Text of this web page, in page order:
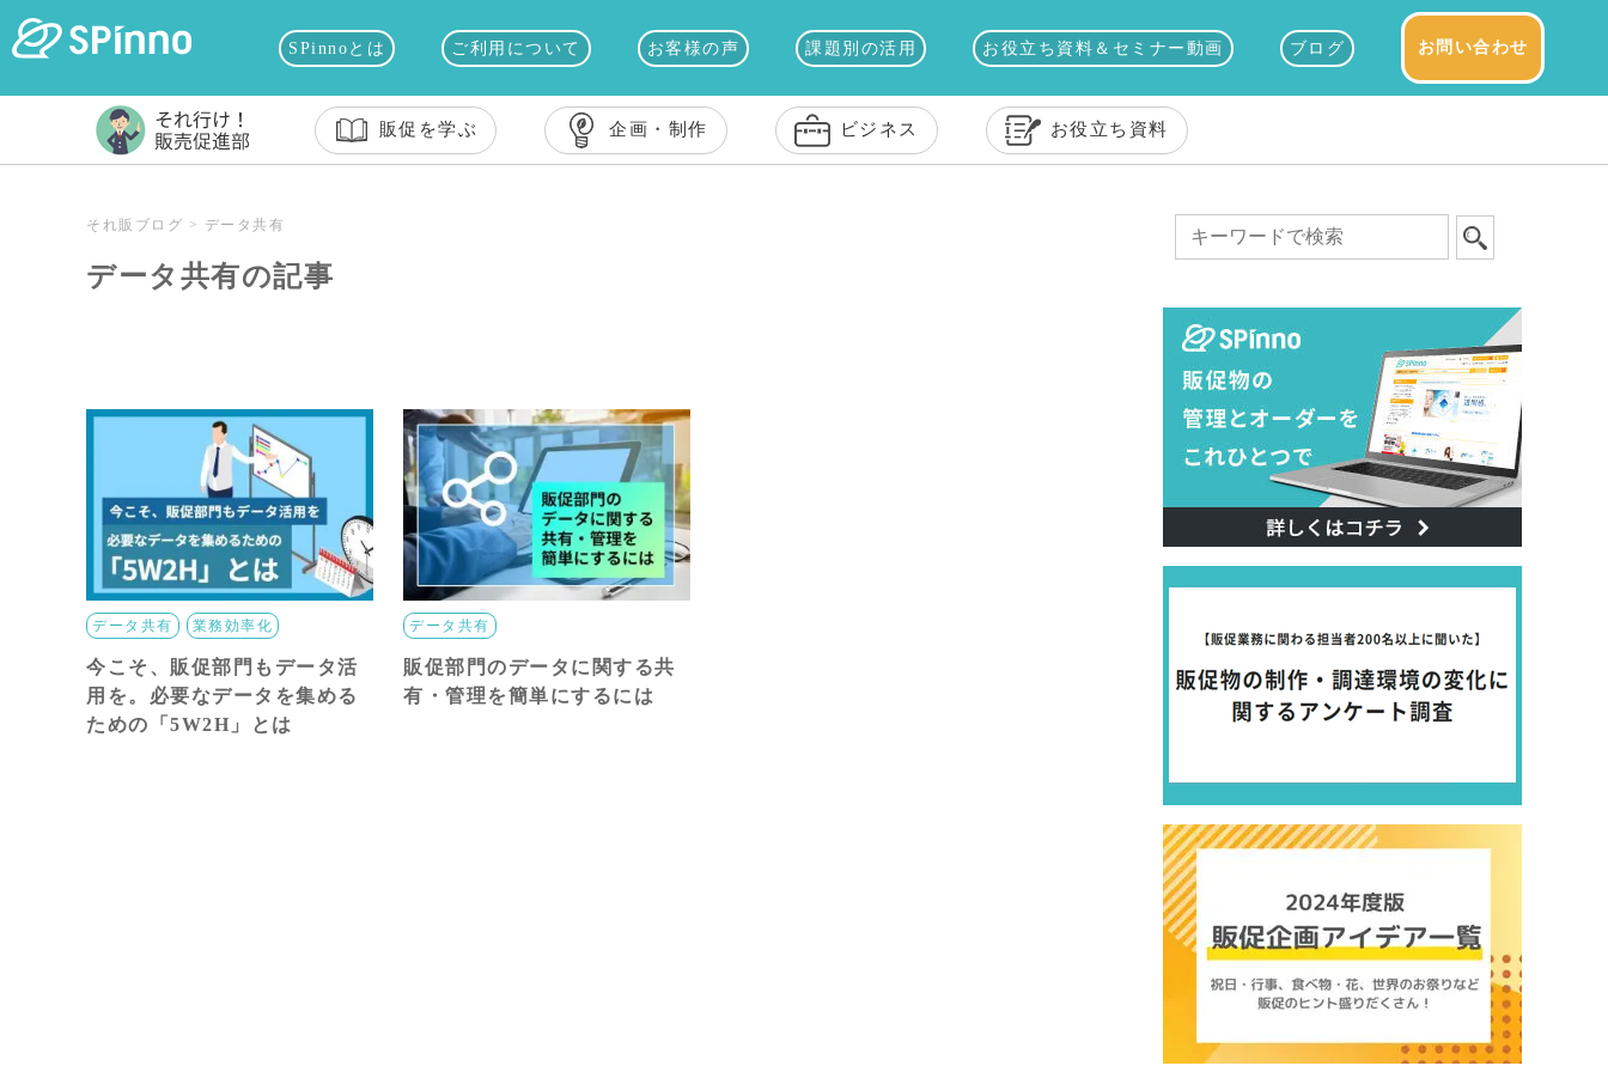
SPinnoとは ご利用について お客様の声 課題別の活用 お役立ち資料＆セミナー動画 ブログ お問い合わせ
販促を学ぶ 企画・制作 ビジネス お役立ち資料
それ販ブログ > データ共有
データ共有の記事
データ共有 業務効率化
今こそ、販促部門もデータ活
用を。必要なデータを集める
ための「5W2H」とは
データ共有
販促部門のデータに関する共
有・管理を簡単にするには